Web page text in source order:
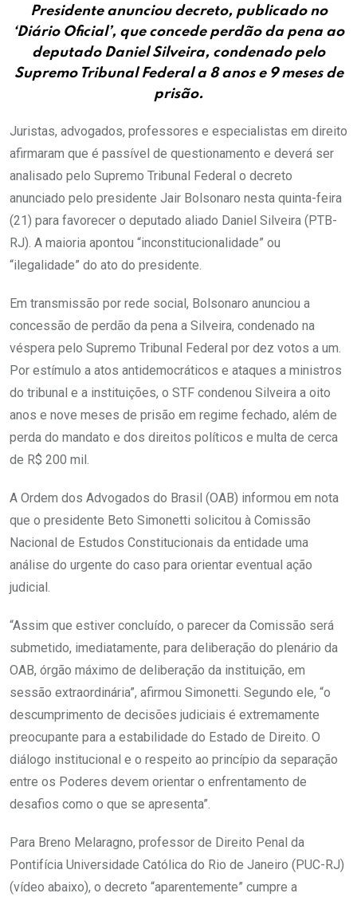
Presidente anunciou decreto, publicado no
‘Diário Oficial’, que concede perdão da pena ao
deputado Daniel Silveira, condenado pelo
Supremo Tribunal Federal a 8 anos e 9 meses de
prisão.
Juristas, advogados, professores e especialistas em direito
afirmaram que é passível de questionamento e deverá ser
analisado pelo Supremo Tribunal Federal o decreto
anunciado pelo presidente Jair Bolsonaro nesta quinta-feira
(21) para favorecer o deputado aliado Daniel Silveira (PTB-
RJ). A maioria apontou “inconstitucionalidade” ou
“ilegalidade” do ato do presidente.
Em transmissão por rede social, Bolsonaro anunciou a
concessão de perdão da pena a Silveira, condenado na
véspera pelo Supremo Tribunal Federal por dez votos a um.
Por estímulo a atos antidemocráticos e ataques a ministros
do tribunal e a instituições, o STF condenou Silveira a oito
anos e nove meses de prisão em regime fechado, além de
perda do mandato e dos direitos políticos e multa de cerca
de R$ 200 mil.
A Ordem dos Advogados do Brasil (OAB) informou em nota
que o presidente Beto Simonetti solicitou à Comissão
Nacional de Estudos Constitucionais da entidade uma
análise do urgente do caso para orientar eventual ação
judicial.
“Assim que estiver concluído, o parecer da Comissão será
submetido, imediatamente, para deliberação do plenário da
OAB, órgão máximo de deliberação da instituição, em
sessão extraordinária”, afirmou Simonetti. Segundo ele, “o
descumprimento de decisões judiciais é extremamente
preocupante para a estabilidade do Estado de Direito. O
diálogo institucional e o respeito ao princípio da separação
entre os Poderes devem orientar o enfrentamento de
desafios como o que se apresenta”.
Para Breno Melaragno, professor de Direito Penal da
Pontifícia Universidade Católica do Rio de Janeiro (PUC-RJ)
(vídeo abaixo), o decreto “aparentemente” cumpre a